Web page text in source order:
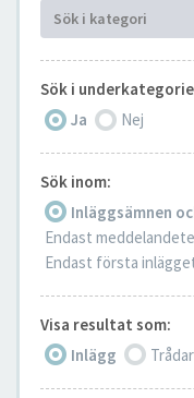
Sök i kategori
Sök i
Ja
Nej
Sök inom:
Inläggsämnen
Endast
Endast första
Visa resultat som:
Inlägg
Trådar